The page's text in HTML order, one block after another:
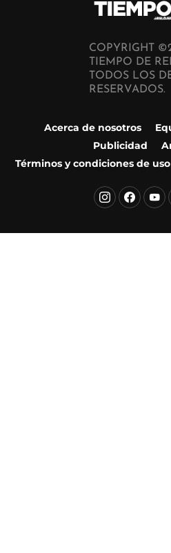
COPYRIGHT
TIEMPO DE
TODOS LOS
RESERVADOS.
Acerca de nosotros
Publicidad
Términos y condiciones de uso